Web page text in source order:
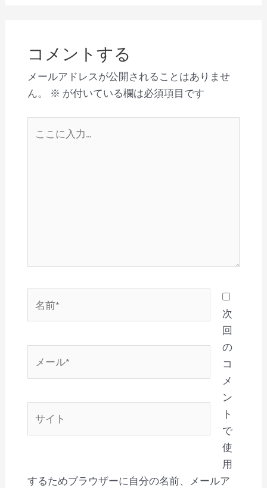
コメントする
メールアドレスが公開されることはありませ
ん。
※ が付いている欄は必須項目です
こ
ー
*
次
回
の
コ
メ
ン
ト
で
使
用
するためブラウザーに自分の名前、メールア